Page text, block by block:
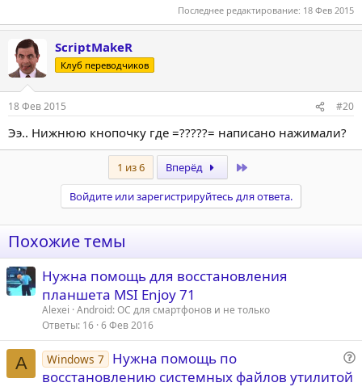
Последнее редактирование: 18 Фев 2015
ScriptMakeR
Клуб переводчиков
18 Фев 2015 #20
Ээ.. Нижнюю кнопочку где =?????= написано нажимали?
1 из 6 Вперёд
Войдите или зарегистрируйтесь для ответа.
Похожие темы
Нужна помощь для восстановления
планшета MSI Enjoy 71
Alexei Android: ОС для смартфонов и не только
Ответы 16 6 Фев 2016
A
В
Windows 7 Нужна помощь по
восстановлению системных файлов утилитой